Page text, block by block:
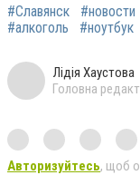
#Славянск #новости
#алкоголь
#ноутбук
Лідія Хаустова
Головна
Авторизуйтесь, щоб